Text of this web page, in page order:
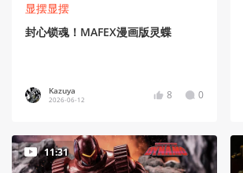
显摆显摆
封心锁魂！MAFEX漫画版灵蝶
Kazuya
2026-06-12 8 0
11:31